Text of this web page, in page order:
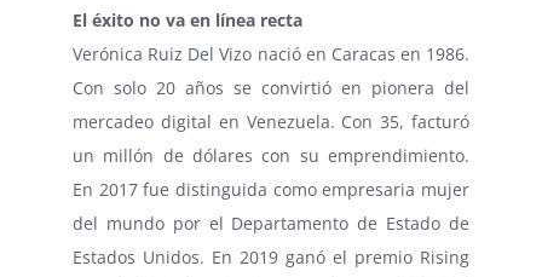
El éxito no va en línea recta
Verónica Ruiz Del Vizo nació en Caracas en 1986.
Con solo 20 años se convirtió en pionera del
mercadeo digital en Venezuela. Con 35, facturó
un millón de dólares con su emprendimiento.
En 2017 fue distinguida como empresaria mujer
del mundo por el Departamento de Estado de
Estados Unidos. En 2019 ganó el premio Rising